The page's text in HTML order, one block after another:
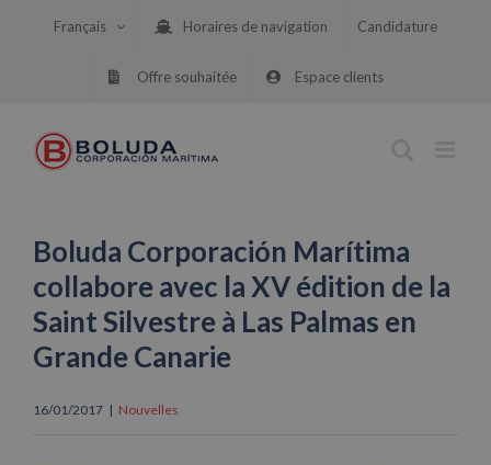
Français Horaires de navigation Candidature
Offre souhaitée Espace clients
Boluda Corporación Marítima
collabore avec la XV édition de la
Saint Silvestre à Las Palmas en
Grande Canarie
16/01/2017 | Nouvelles